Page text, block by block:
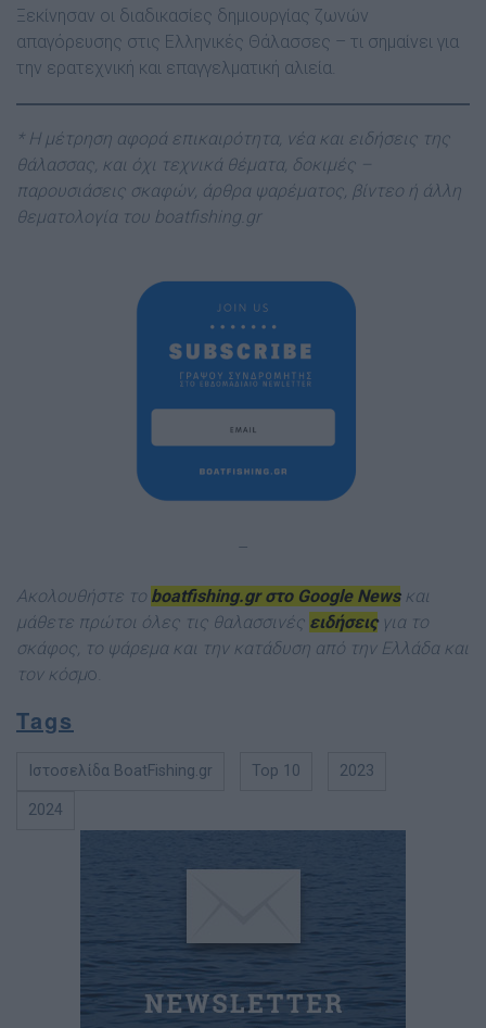
Ξεκίνησαν οι διαδικασίες δημιουργίας ζωνών
απαγόρευσης στις Ελληνικές Θάλασσες – τι σημαίνει για
την ερατεχνική και επαγγελματική αλιεία.
* Η μέτρηση αφορά επικαιρότητα, νέα και ειδήσεις της
θάλασσας, και όχι τεχνικά θέματα, δοκιμές –
παρουσιάσεις σκαφών, άρθρα ψαρέματος, βίντεο ή άλλη
θεματολογία του boatfishing.gr
–
Ακολουθήστε το boatfishing.gr στο Google Newsκαι
μάθετε πρώτοι όλες τις θαλασσινές ειδήσειςγια το
σκάφος, το ψάρεμα και την κατάδυση από την Ελλάδα και
τον κόσμο.
Tags
Ιστοσελίδα BoatFishing.gr Top 10 2023
2024